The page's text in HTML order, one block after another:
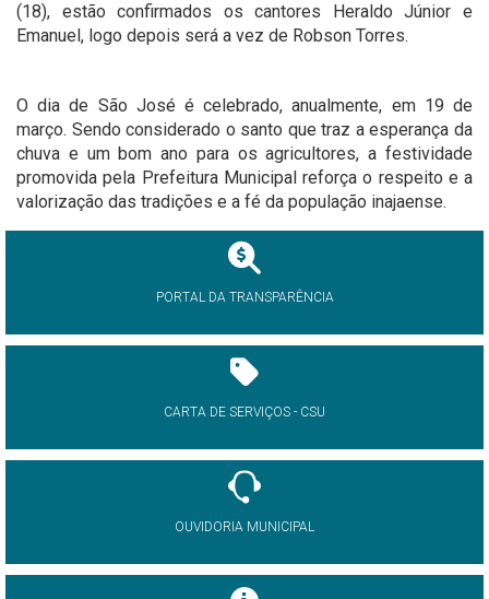
(18), estão confirmados os cantores Heraldo Júnior e
Emanuel, logo depois será a vez de Robson Torres.
O dia de São José é celebrado, anualmente, em 19 de
março. Sendo considerado o santo que traz a esperança da
chuva e um bom ano para os agricultores, a festividade
promovida pela Prefeitura Municipal reforça o respeito e a
valorização das tradições e a fé da população inajaense.
PORTAL DA TRANSPARÊNCIA
CARTA DE SERVIÇOS - CSU
OUVIDORIA MUNICIPAL